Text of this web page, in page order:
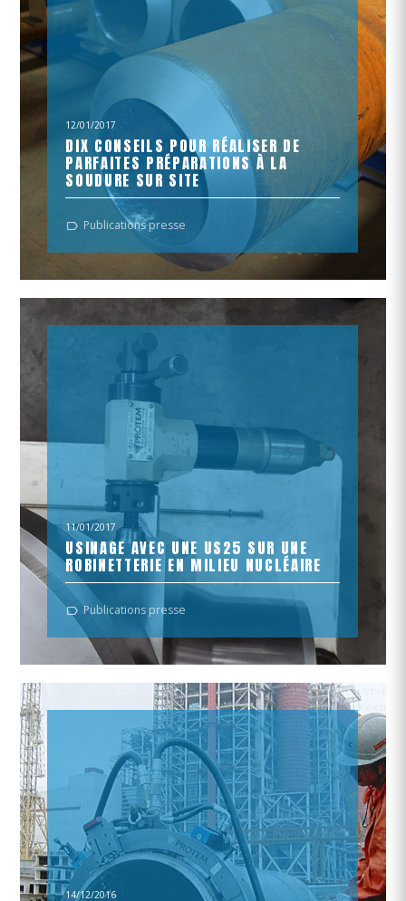
12/01/2017
DIX CONSEILS POUR RÉALISER DE
PARFAITES PRÉPARATIONS À LA
SOUDURE SUR SITE
Aimeriez-vous avoir la même préparation à la soudure
que celle de la photo ci-dessus? Voici les 10 conseils à
Publications presse
11/01/2017
USINAGE AVEC UNE US25 SUR UNE
ROBINETTERIE EN MILIEU NUCLÉAIRE
Reprise d’un piquage « by pass » soudé sur une vanne
installée dans un milieu nucléaire.
Publications presse
14/12/2016